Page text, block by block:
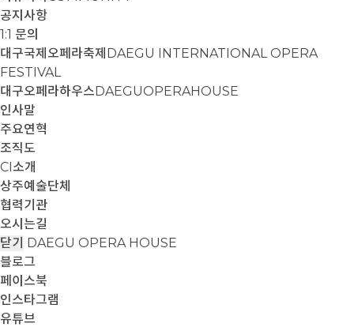
공지사항
1:1 문의
대구국제오페라축제 DAEGU INTERNATIONAL OPERA
FESTIVAL
대구오페라하우스DAEGUOPERAHOUSE
인사말
주요연혁
조직도
CI소개
상주예술단체
협력기관
오시는길
닫기 DAEGU OPERA HOUSE
블로그
페이스북
인스타그램
유튜브